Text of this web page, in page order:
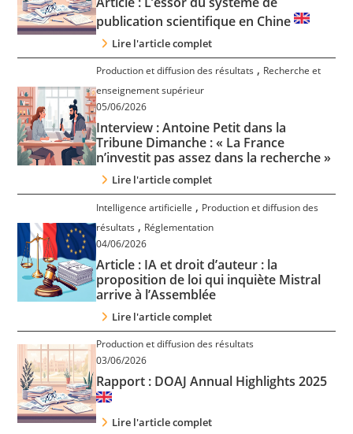
publication scientifique en Chine
Lire l'article complet
Production et diffusion des résultats , Recherche et
enseignement supérieur
05/06/2026
Interview : Antoine Petit dans la
Tribune Dimanche : « La France
n’investit pas assez dans la recherche »
Lire l'article complet
Intelligence artificielle , Production et diffusion des
résultats , Réglementation
04/06/2026
Article : IA et droit d’auteur : la
proposition de loi qui inquiète Mistral
arrive à l’Assemblée
Lire l'article complet
Production et diffusion des résultats
03/06/2026
Rapport : DOAJ Annual Highlights 2025
Lire l'article complet